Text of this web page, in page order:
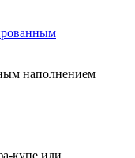
наполнением
купе или